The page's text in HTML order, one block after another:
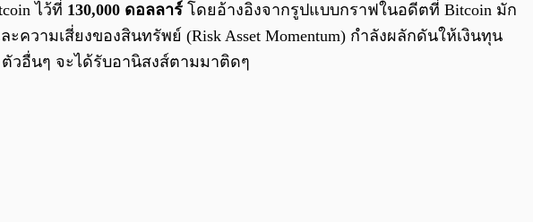
ไว้ที่ 130,000 ดอลลาร์ โดยอ้างอิงจากรูปแบบกราฟในอดีตที่ Bitcoin มัก
วามเสี่ยงของสินทรัพย์ (Risk Asset Momentum) กำลังผลักดันให้เงินทุน
วอื่นๆ จะได้รับอานิสงส์ตามมาติดๆ